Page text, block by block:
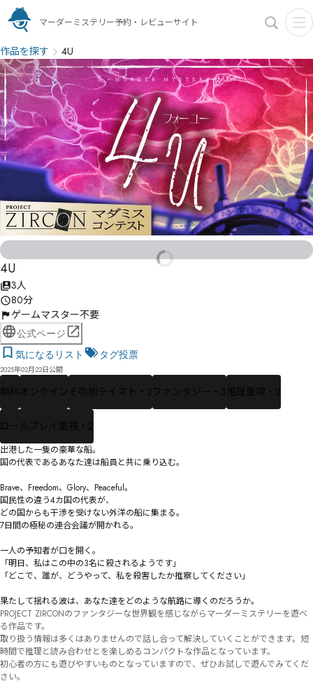
マーダーミステリー予約・レビューサイト
作品を探す 4U
4U
3人
80分
ゲームマスター不要
公式ページ
気になるリスト
タグ投票
2025年02月22日公開
無料 オンライン その他テイスト・2ファンタジー・3 推理重視・2
ロールプレイ重視・2
出港した一隻の豪華な船。
国の代表であるあなた達は船員と共に乗り込む。
Brave、Freedom、Glory、Peaceful。
国民性の違う4カ国の代表が、
どの国からも干渉を受けない外洋の船に集まる。
7日間の極秘の連合会議が開かれる。
一人の予知者が口を開く。
「明日、私はこの中の3名に殺されるようです」
「どこで、誰が、どうやって、私を殺害したか推察してください」
果たして揺れる波は、あなた達をどのような航路に導くのだろうか。
PROJECT ZIRCONのファンタジーな世界観を感じながらマーダーミステリーを遊べ
る作品です。
取り扱う情報は多くはありませんので話し合って解決していくことができます。短
時間で推理と読み合わせとを楽しめるコンパクトな作品となっています。
初心者の方にも遊びやすいものとなっていますので、ぜひお試しで遊んでみてくだ
さい。